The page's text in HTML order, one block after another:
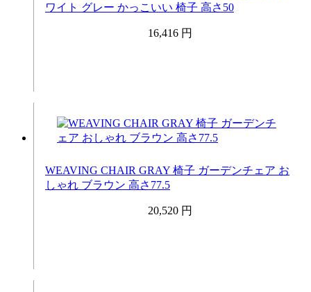
ワイト グレー かっこいい 椅子 高さ50
16,416 円
WEAVING CHAIR GRAY 椅子 ガーデンチェア お
しゃれ ブラウン 高さ77.5
20,520 円